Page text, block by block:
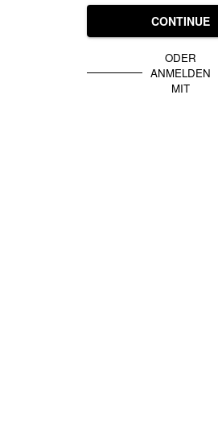
CONTINUE
ODER
ANMELDEN
MIT